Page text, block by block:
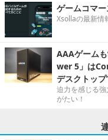
ゲームコマ
Xsollaの最新情
AAAゲーム
wer 5」は
デスクトップ
迫力を感じる
がたい！